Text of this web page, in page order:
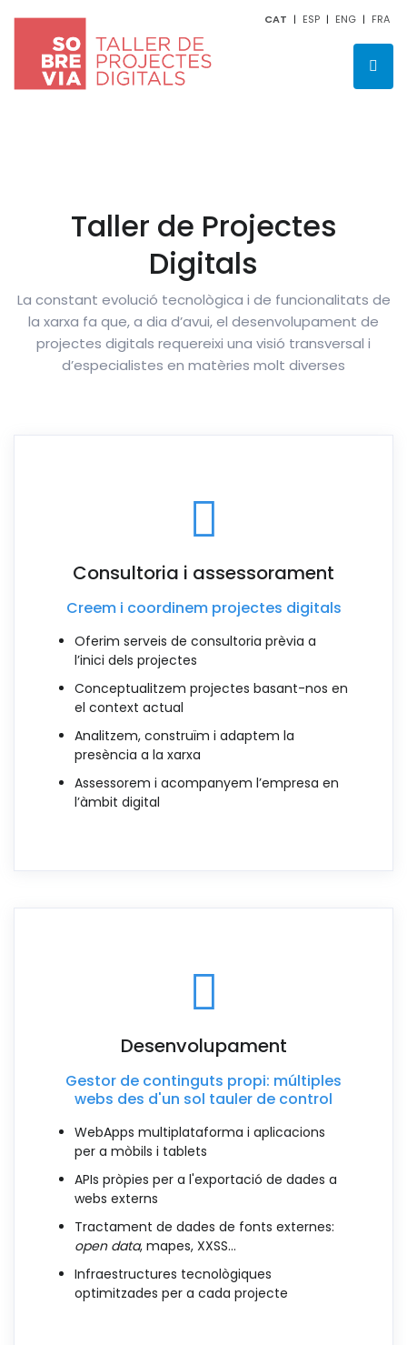
CAT | ESP | ENG | FRA
Taller de Projectes
Digitals
La constant evolució tecnològica i de funcionalitats de
la xarxa fa que, a dia d’avui, el desenvolupament de
projectes digitals requereixi una visió transversal i
d’especialistes en matèries molt diverses
Consultoria i assessorament
Creem i coordinem projectes digitals
Oferim serveis de consultoria prèvia a
l’inici dels projectes
Conceptualitzem projectes basant-nos en
el context actual
Analitzem, construïm i adaptem la
presència a la xarxa
Assessorem i acompanyem l’empresa en
l’àmbit digital
Desenvolupament
Gestor de continguts propi: múltiples
webs des d'un sol tauler de control
WebApps multiplataforma i aplicacions
per a mòbils i tablets
APIs pròpies per a l'exportació de dades a
webs externs
Tractament de dades de fonts externes:
open data, mapes, XXSS...
Infraestructures tecnològiques
optimitzades per a cada projecte